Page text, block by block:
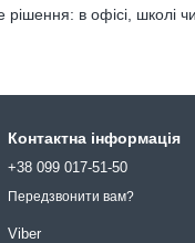
в офісі, школі
Контактна інформація
+38 099 017-51-50
Передзвонити вам?
Viber